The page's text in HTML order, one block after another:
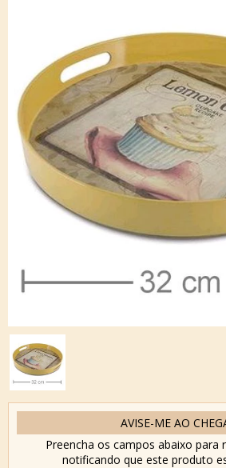
AVISE-ME AO
Preencha os campos abaixo para
notificando que este produto